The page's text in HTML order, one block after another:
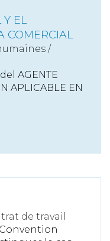
Y EL
COMERCIAL
/
AGENTE
APLICABLE EN
de travail